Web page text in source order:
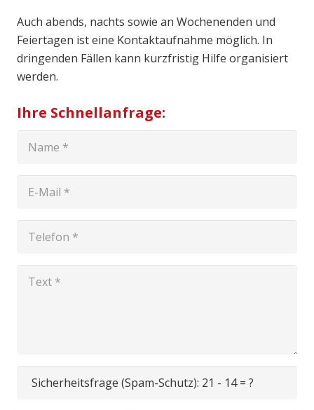
Auch abends, nachts sowie an Wochenenden und
Feiertagen ist eine Kontaktaufnahme möglich. In
dringenden Fällen kann kurzfristig Hilfe organisiert
werden.
Ihre Schnellanfrage:
Sicherheitsfrage (Spam-Schutz): 21 - 14 = ?